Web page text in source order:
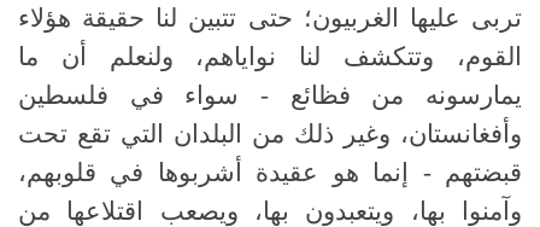
تربى عليها الغربيون؛ حتى تتبين لنا حقيقة هؤلاء
القوم، وتتكشف لنا نواياهم، ولنعلم أن ما
يمارسونه من فظائع - سواء في فلسطين
وأفغانستان، وغير ذلك من البلدان التي تقع تحت
قبضتهم - إنما هو عقيدة أشربوها في قلوبهم،
وآمنوا بها، ويتعبدون بها، ويصعب اقتلاعها من